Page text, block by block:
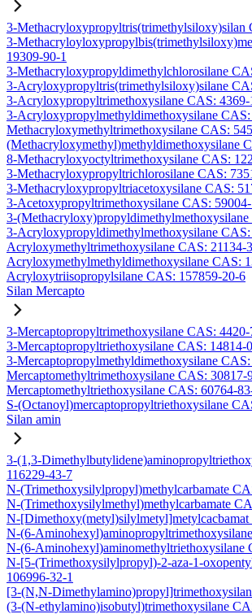
3-Methacryloxypropyltris(trimethylsiloxy)silan
3-
19309-90-1
3-Methacryloxypropyldimethylchlorosilane
3-Acryloxypropyltris(trimethylsiloxy)silane
3-Acryloxypropyltrimethoxysilane CAS: 4369-
3-Acryloxypropylmethyldimethoxysilane
Methacryloxymethyltrimethoxysilane CAS:
(Methacryloxymethyl)methyldimethoxysilane
8-Methacryloxyoctyltrimethoxysilane CAS:
3-Methacryloxypropyltrichlorosilane CAS:
3-Methacryloxypropyltriacetoxysilane CAS:
3-Acetoxypropyltrimethoxysilane CAS: 59004-
3-
3-Acryloxypropyldimethylmethoxysilane CAS:
Acryloxymethyltrimethoxysilane CAS: 21134-
Acryloxymethylmethyldimethoxysilane CAS:
Acryloxytriisopropylsilane CAS: 157859-20-6
Silan Mercapto
3-Mercaptopropyltrimethoxysilane CAS: 4420-
3-Mercaptopropyltriethoxysilane CAS: 14814-
3-Mercaptopropylmethyldimethoxysilane CAS:
Mercaptomethyltrimethoxysilane CAS: 30817-
Mercaptomethyltriethoxysilane CAS: 60764-
S-(Octanoyl)mercaptopropyltriethoxysilane
Silan amin
3-(1,3-
116229-43-7
N-(Trimethoxysilylpropyl)methylcarbamate
N-(Trimethoxysilylmethyl)methylcarbamate
N-
N-(6-
N-(6-Aminohexyl)aminomethyltriethoxysilane
N-[5-(Trimethoxysilylpropyl)-2-aza-1-
106996-32-1
[3-(N,N-
(3-(N-ethylamino)isobutyl)trimethoxysilane